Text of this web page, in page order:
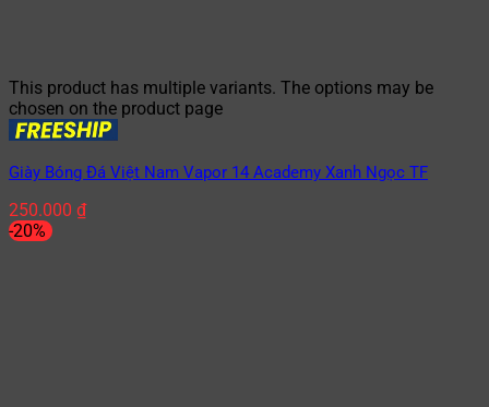
This product has multiple variants. The options may be
chosen on the product page
Giày Bóng Đá Việt Nam Vapor 14 Academy Xanh Ngọc TF
250.000 ₫
-20%